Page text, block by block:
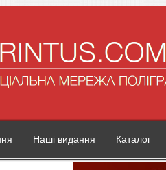
Наші видання Каталог